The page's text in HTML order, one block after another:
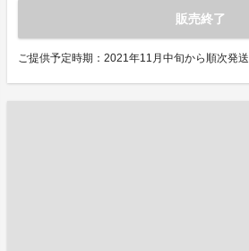
販売終了
ご提供予定時期：2021年11月中旬から順次発送